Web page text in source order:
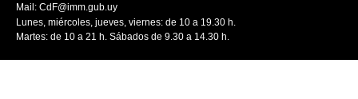
Mail: CdF@imm.gub.uy
Lunes, miércoles, jueves, viernes: de 10 a 19.30 h.
Martes: de 10 a 21 h. Sábados de 9.30 a 14.30 h.